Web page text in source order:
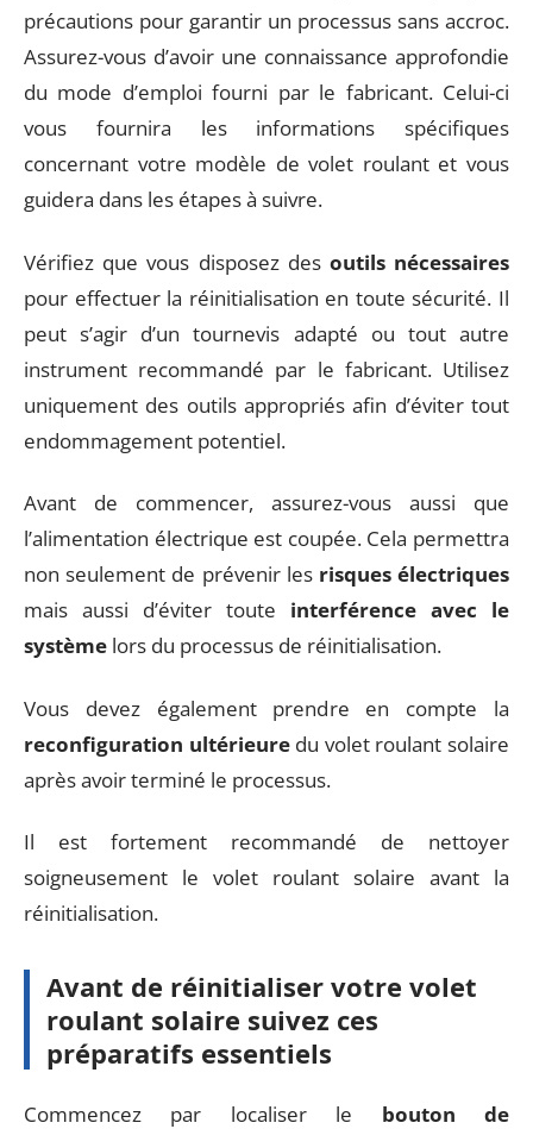
précautions pour garantir un processus sans accroc.
Assurez-vous d’avoir une connaissance approfondie
du mode d’emploi fourni par le fabricant. Celui-ci
vous fournira les informations spécifiques
concernant votre modèle de volet roulant et vous
guidera dans les étapes à suivre.
Vérifiez que vous disposez des outils nécessaires
pour effectuer la réinitialisation en toute sécurité. Il
peut s’agir d’un tournevis adapté ou tout autre
instrument recommandé par le fabricant. Utilisez
uniquement des outils appropriés afin d’éviter tout
endommagement potentiel.
Avant de commencer, assurez-vous aussi que
l’alimentation électrique est coupée. Cela permettra
non seulement de prévenir les risques électriques
mais aussi d’éviter toute interférence avec le
système lors du processus de réinitialisation.
Vous devez également prendre en compte la
reconfiguration ultérieuredu volet roulant solaire
après avoir terminé le processus.
Il est fortement recommandé de nettoyer
soigneusement le volet roulant solaire avant la
réinitialisation.
Avant de réinitialiser votre volet
roulant solaire suivez ces
préparatifs essentiels
Commencez par localiser le bouton de